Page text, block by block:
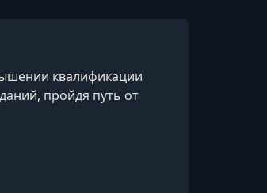
00:00:00
квалификации
пройдя путь от